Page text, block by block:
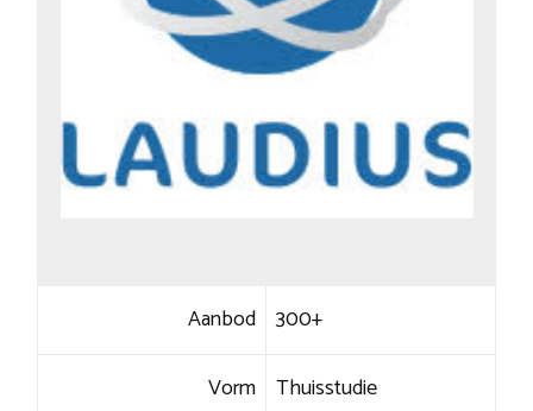
Aanbod 300+
Vorm Thuisstudie